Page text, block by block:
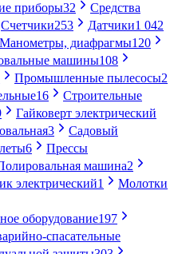
приборы32
Средства
Счетчики253 Датчики1 042
Манометры, диафрагмы120
машины108
Промышленные пылесосы2
16
Строительные
Гайковерт электрический
3
Садовый
6
Прессы
машина2
электрический1
Молотки
оборудование197
спасательные